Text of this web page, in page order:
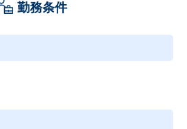
ころまでを踏まえたリサーチを行って
紙切れにならないように、実査にお
プ形式でみっちり議論して咀嚼する
クライアントとともに並走します。
略、ブランディング、サービスデザ
勤務条件